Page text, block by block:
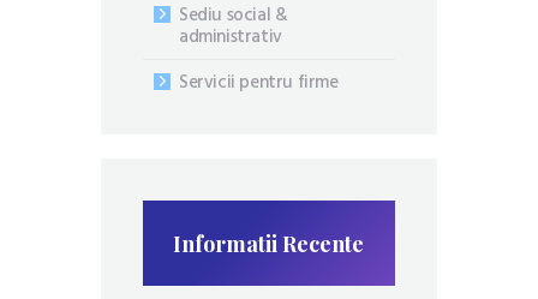
Sediu social &
administrativ
Servicii pentru firme
Informatii Recente